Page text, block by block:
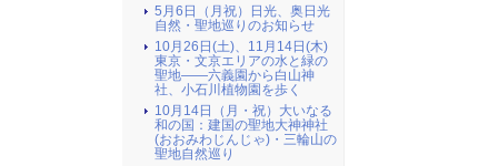
5月6日（月祝）日光、奥日光
自然・聖地巡りのお知らせ
10月26日(土)、11月14日(木)
東京・文京エリアの水と緑の
聖地――六義園から白山神
社、小石川植物園を歩く
10月14日（月・祝）大いなる
和の国：建国の聖地大神神社
(おおみわじんじゃ)・三輪山の
聖地自然巡り